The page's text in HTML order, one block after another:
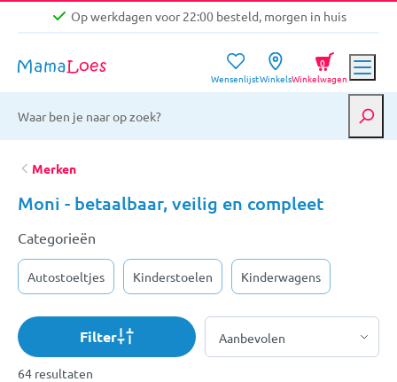
Op werkdagen voor 22:00 besteld, morgen in huis
Niet goed, geld terug garantie
Gratis verzending vanaf €39,-
Op werkdagen voor 22:00 besteld, morgen in huis
WensenlijstWinkelsWinkelwagen
0
Merken
Moni - betaalbaar, veilig en compleet
Categorieën
Autostoeltjes Kinderstoelen Kinderwagens
Filter
64 resultaten